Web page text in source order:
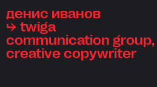
денис иванов
⮡ twiga
communication group,
creative copywriter